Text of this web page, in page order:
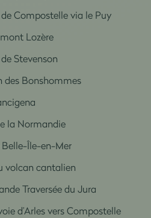
Compostelle via le Puy
Lozère
Stevenson
des Bonshommes
la Normandie
Belle-Île-en-Mer
volcan cantalien
Traversée du Jura
d’Arles vers Compostelle